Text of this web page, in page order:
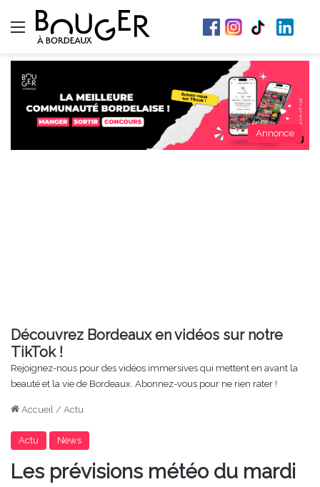
Menu
Annonce
Découvrez Bordeaux en vidéos sur notre
TikTok !
Rejoignez-nous pour des vidéos immersives qui mettent en avant la
beauté et la vie de Bordeaux. Abonnez-vous pour ne rien rater !
Accueil / Actu
Actu News
Les prévisions météo du mardi